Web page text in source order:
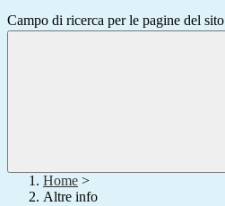
Campo di ricerca per le pagine del sito
Home >
Altre info